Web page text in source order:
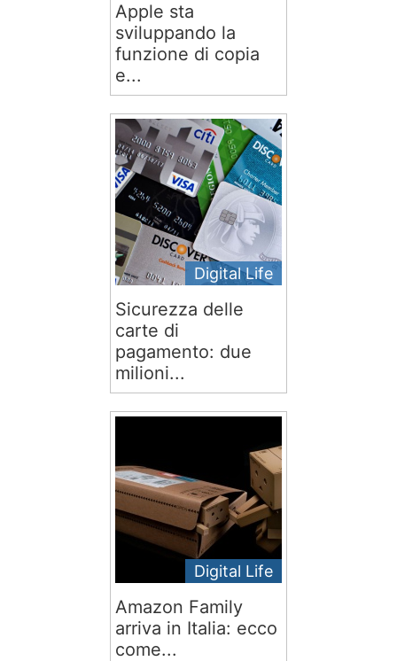
Apple sta
sviluppando la
funzione di copia
e...
Digital Life
Sicurezza delle
carte di
pagamento: due
milioni...
Digital Life
Amazon Family
arriva in Italia: ecco
come...